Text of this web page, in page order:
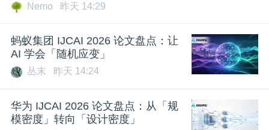
Nemo 昨天 14:29
蚂蚁集团 IJCAI 2026 论文盘点：让
AI 学会「随机应变」
丛末 昨天 14:24
华为 IJCAI 2026 论文盘点：从「规
模密度」转向「设计密度」